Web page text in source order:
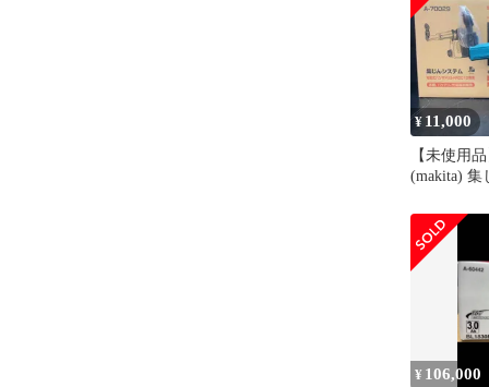
¥ 11,000
【未使用
(makita) 集
¥ 106,000